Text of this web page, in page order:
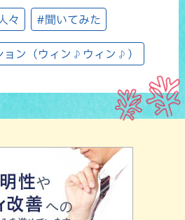
々 #聞いてみた
ョン（ウィン♪ウィン♪）